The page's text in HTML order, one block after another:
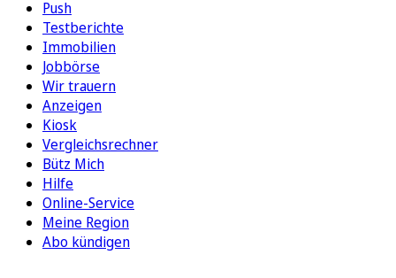
Push
Testberichte
Immobilien
Jobbörse
Wir trauern
Anzeigen
Kiosk
Vergleichsrechner
Bütz Mich
Hilfe
Online-Service
Meine Region
Abo kündigen